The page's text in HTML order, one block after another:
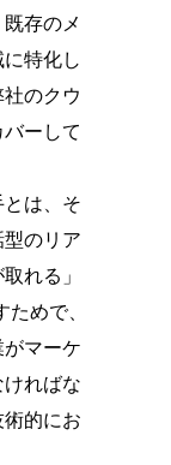
存のメ
特化し
のクウ
ーして
は、そ
のリア
れる」
めで、
マーケ
ればな
的にお